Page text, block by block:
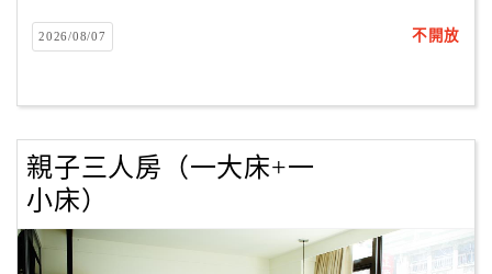
作
商
合
作
2026/08/07 不開放
親子三人房（一大床+一
小床）